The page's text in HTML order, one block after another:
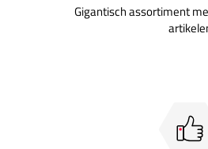
Gigantisch assortiment